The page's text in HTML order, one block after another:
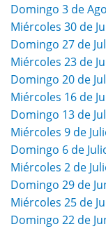
Domingo 3 de
Miércoles 30 de
Domingo 27 de
Miércoles 23 de
Domingo 20 de
Miércoles 16 de
Domingo 13 de
Miércoles 9 de
Domingo 6 de
Miércoles 2 de
Domingo 29 de
Miércoles 25 de
Domingo 22 de